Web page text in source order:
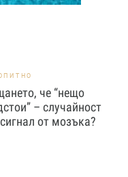
че “нещо
– случайност
от мозъка?